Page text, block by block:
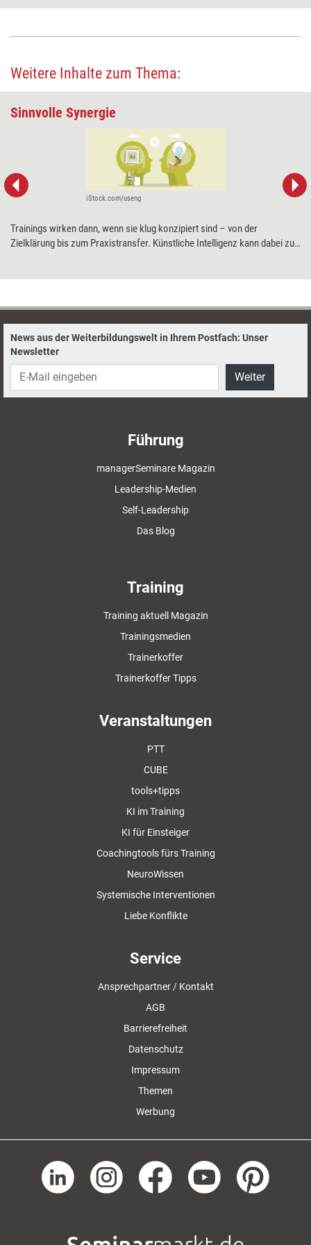
Weitere Inhalte zum Thema:
Sinnvolle Synergie
iStock.com/useng
Trainings wirken dann, wenn sie klug konzipiert sind – von der
Zielklärung bis zum Praxistransfer. Künstliche Intelligenz kann dabei zur
News aus der Weiterbildungswelt in Ihrem Postfach: Unser
Newsletter
Weiter
Führung
managerSeminare Magazin
Leadership-Medien
Self-Leadership
Das Blog
Training
Training aktuell Magazin
Trainingsmedien
Trainerkoffer
Trainerkoffer Tipps
Veranstaltungen
PTT
CUBE
tools+tipps
KI im Training
KI für Einsteiger
Coachingtools fürs Training
NeuroWissen
Systemische Interventionen
Liebe Konflikte
Service
Ansprechpartner / Kontakt
AGB
Barrierefreiheit
Datenschutz
Impressum
Themen
Werbung